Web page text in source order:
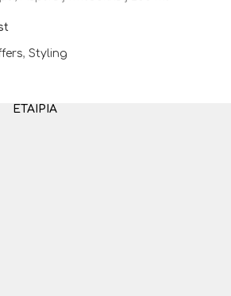
, Styling
ΕΤΑΙΡΊΑ